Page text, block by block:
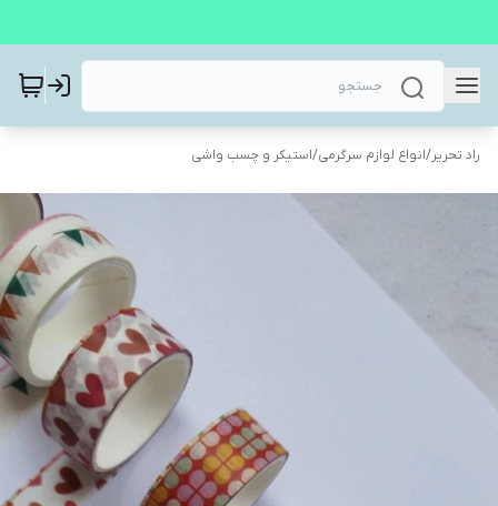
راد تحریر/انواع لوازم سرگرمی/استیکر و چسب واشی